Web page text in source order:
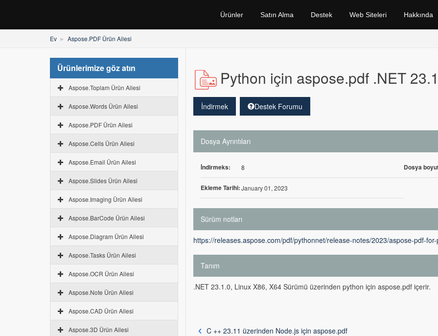
Ürünler
Satın Alma Destek Web Siteleri Hakkında
Ev Aspose.PDF Ürün Ailesi
Ürünlerimize göz atın
Aspose.Toplam Ürün Ailesi
Aspose.Words Ürün Ailesi
Aspose.PDF Ürün Ailesi
Aspose.Cells Ürün Ailesi
Aspose.Email Ürün Ailesi
Aspose.Slides Ürün Ailesi
Aspose.Imaging Ürün Ailesi
Aspose.BarCode Ürün Ailesi
Aspose.Diagram Ürün Ailesi
Aspose.Tasks Ürün Ailesi
Aspose.OCR Ürün Ailesi
Aspose.Note Ürün Ailesi
Aspose.CAD Ürün Ailesi
Aspose.3D Ürün Ailesi
Python için aspose.pdf .NET
İndirmek Destek Forumu
Dosya Ayrıntıları
İndirmeks: 8 Dosya
Ekleme Tarihi:January 01, 2023
Sürüm notları
https://releases.aspose.com/pdf/pythonnet/release-notes/2023/aspose-pdf-
Tanım
.NET 23.1.0, Linux X86, X64 Sürümü üzerinden python için aspose.pdf içerir.
C ++ 23.11 üzerinden Node.js için aspose.pdf